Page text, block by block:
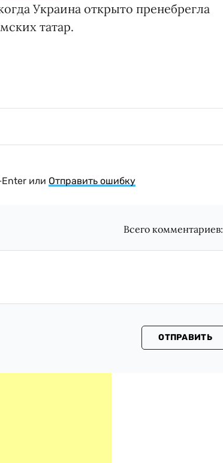
Украина открыто пренебрегла
татар.
или Отправить ошибку
Всего комментариев:
ОТПРАВИТЬ